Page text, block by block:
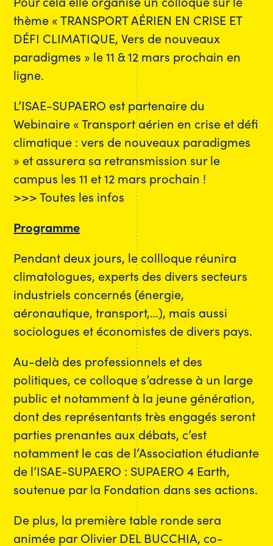
thème « TRANSPORT AÉRIEN EN CRISE ET
DÉFI CLIMATIQUE, Vers de nouveaux
paradigmes » le 11 & 12 mars prochain en
ligne.
L’ISAE-SUPAERO est partenaire du
Webinaire « Transport aérien en crise et défi
climatique : vers de nouveaux paradigmes
» et assurera sa retransmission sur le
campus les 11 et 12 mars prochain !
>>> Toutes les infos
Programme
Pendant deux jours, le collloque réunira
climatologues, experts des divers secteurs
industriels concernés (énergie,
aéronautique, transport,…), mais aussi
sociologues et économistes de divers pays.
Au-delà des professionnels et des
politiques, ce colloque s’adresse à un large
public et notamment à la jeune génération,
dont des représentants très engagés seront
parties prenantes aux débats, c’est
notamment le cas de l’Association étudiante
de l’ISAE-SUPAERO : SUPAERO 4 Earth,
soutenue par la Fondation dans ses actions.
De plus, la première table ronde sera
animée par Olivier DEL BUCCHIA, co-